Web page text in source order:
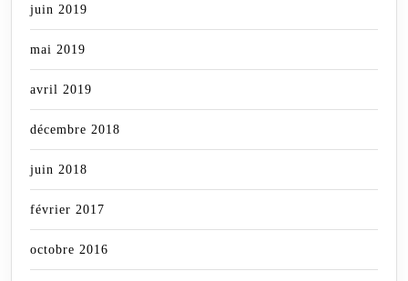
juin 2019
mai 2019
avril 2019
décembre 2018
juin 2018
février 2017
octobre 2016